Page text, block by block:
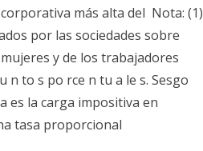
más alta del Nota: (1)
por las sociedades sobre
y de los trabajadores
n to s po rce n tu a le s. Sesgo
es la carga impositiva en
tasa proporcional